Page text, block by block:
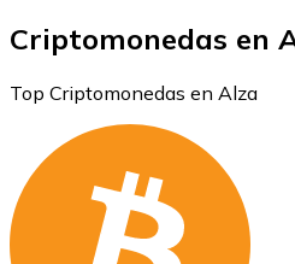
Criptomonedas en
Top Criptomonedas en Alza